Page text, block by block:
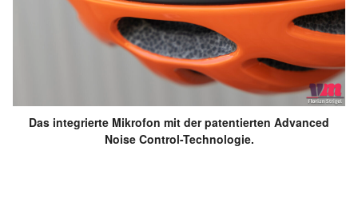
Das integrierte Mikrofon mit der patentierten Advanced
Noise Control-Technologie.